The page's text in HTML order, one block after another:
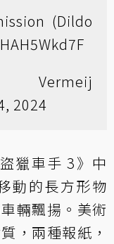
(Dildo
2024
獵車手 3》中
動的長方形物
輛飄揚。美術
，兩種報紙，